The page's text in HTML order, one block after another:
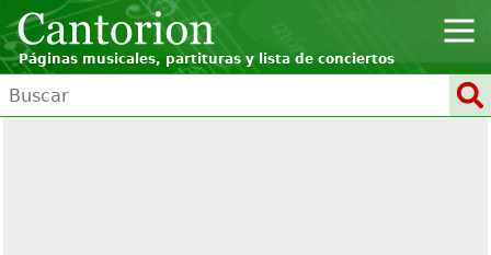
Páginas musicales, partituras y lista de conciertos